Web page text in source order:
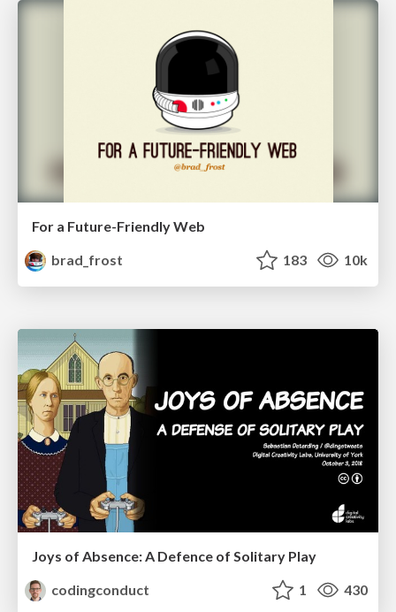
For a Future-Friendly Web
brad_frost
183 10k
Joys of Absence: A Defence of Solitary Play
codingconduct
1 430